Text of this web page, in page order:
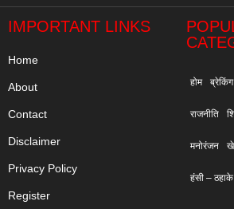
IMPORTANT LINKS
Home
About
Contact
Disclaimer
Privacy Policy
Register
होम
राजनीति
मनोरंजन
हंसी – ठहाके